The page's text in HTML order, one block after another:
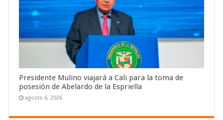
Presidente Mulino viajará a Cali para la toma de
posesión de Abelardo de la Espriella
agosto 6, 2026